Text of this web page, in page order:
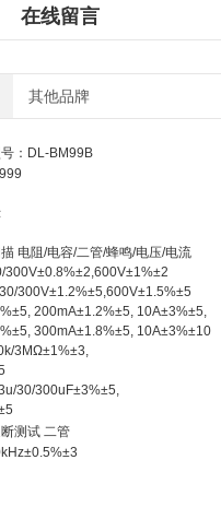
在线留言
其他品牌
：DL-BM99B
电阻/电容/二管/蜂鸣/电压/电流
300V±0.8%±2,600V±1%±2
300V±1.2%±5,600V±1.5%±5
200mA±1.2%±5, 10A±3%±5,
300mA±1.8%±5, 10A±3%±10
3MΩ±1%±3,
30/300uF±3%±5,
测试 二管